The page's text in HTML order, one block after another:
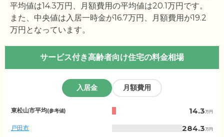
平均値は14.3万円、月額費用の平均値は20.1万円です。
また、中央値は入居一時金が16.7万円、月額費用が19.2
万円となっています。
サービス付き高齢者向け住宅の料金相場
入居金 月額費用
埼
玉
県
の
東松山市平均(参考値) 14.3万円
戸田市 284.3万円